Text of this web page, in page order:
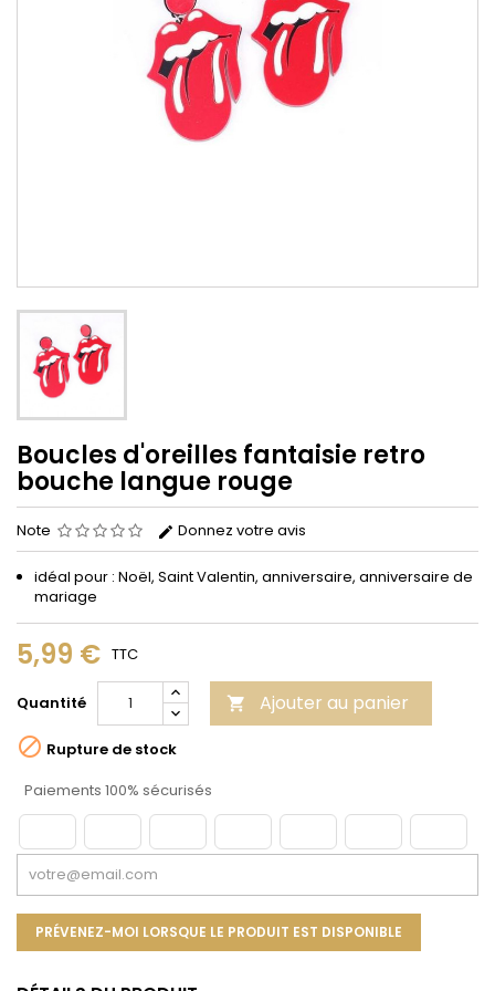
Boucles d'oreilles fantaisie retro
bouche langue rouge
Note Donnez votre avis
idéal pour : Noël, Saint Valentin, anniversaire, anniversaire de
mariage
5,99 € TTC
Quantité  Ajouter au panier
 Rupture de stock
Paiements 100% sécurisés
PRÉVENEZ-MOI LORSQUE LE PRODUIT EST DISPONIBLE